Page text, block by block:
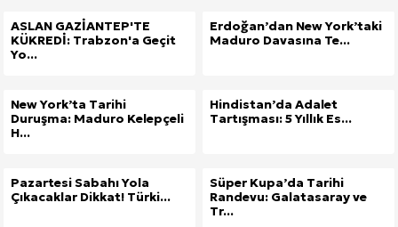
ASLAN GAZİANTEP'TE
KÜKREDİ: Trabzon'a Geçit
Yo...
Erdoğan’dan New York’taki
Maduro Davasına Te...
New York’ta Tarihi
Duruşma: Maduro Kelepçeli
H...
Hindistan’da Adalet
Tartışması: 5 Yıllık Es...
Pazartesi Sabahı Yola
Çıkacaklar Dikkat! Türki...
Süper Kupa’da Tarihi
Randevu: Galatasaray ve
Tr...
Site İçi (On-Page) SEO Hizmeti: Web Sitenizin